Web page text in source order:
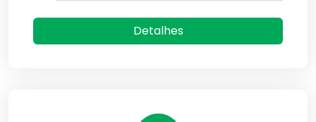
Detalhes